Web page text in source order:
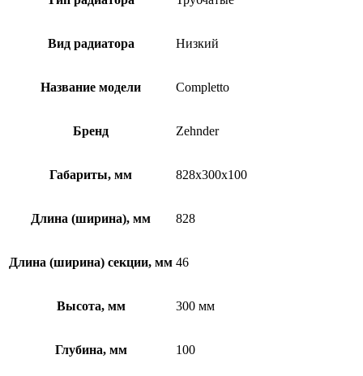
Вид радиатора Низкий
Название модели Completto
Бренд Zehnder
Габариты, мм 828x300x100
Длина (ширина), мм 828
Длина (ширина) секции, мм 46
Высота, мм 300 мм
Глубина, мм 100